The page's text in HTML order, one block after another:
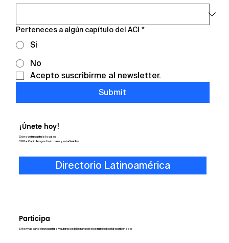
Perteneces a algún capítulo del ACI *
Si
No
Acepto suscribirme al newsletter.
Submit
¡Únete hoy!
Conoce tu capítulo local aci
300+ Capítulos profesionales y estudiantiles:
Directorio Latinoamérica
Participa
Si formas parte de un capítulo y quieres colaborar con el comité editorial escríbenos a: